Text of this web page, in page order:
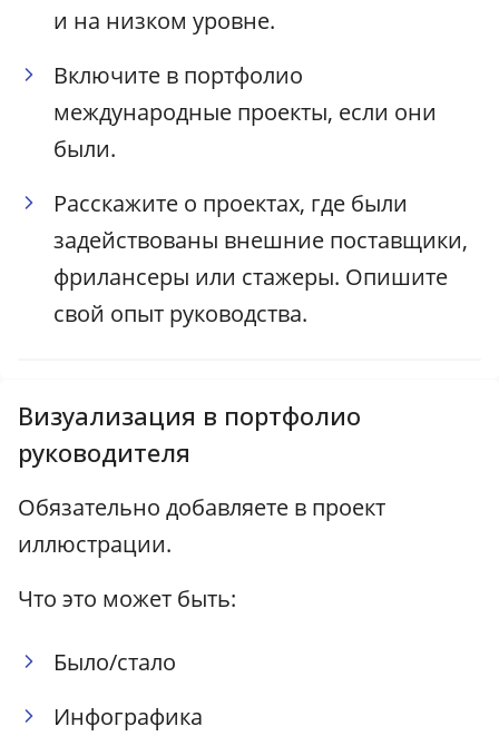
и на низком уровне.
Включите в портфолио
международные проекты, если они
были.
Расскажите о проектах, где были
задействованы внешние поставщики,
фрилансеры или стажеры. Опишите
свой опыт руководства.
Визуализация в портфолио
руководителя
Обязательно добавляете в проект
иллюстрации.
Что это может быть:
Было/стало
Инфографика